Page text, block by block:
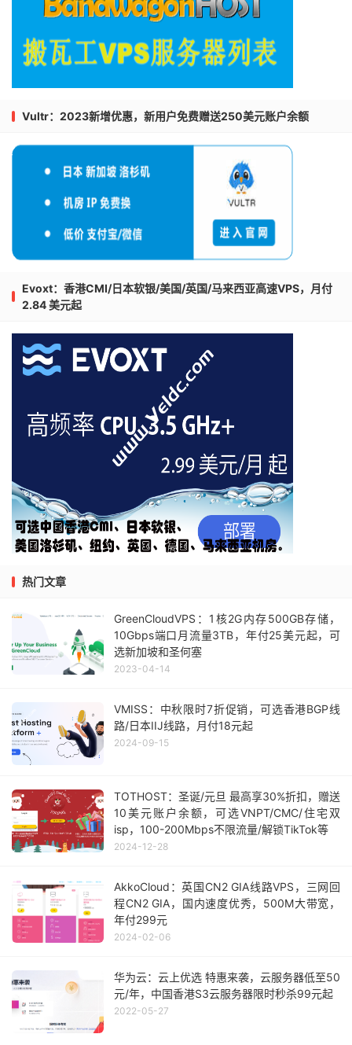
Vultr：2023新增优惠，新用户免费赠送250美元账户余额
Evoxt：香港CMI/日本软银/美国/英国/马来西亚高速VPS，月付
2.84 美元起
热门文章
GreenCloudVPS：1核2G内存500GB存储，
10Gbps端口月流量3TB，年付25美元起，可
选新加坡和圣何塞
2023-04-14
VMISS：中秋限时7折促销，可选香港BGP线
路/日本IIJ线路，月付18元起
2024-09-15
TOTHOST：圣诞/元旦 最高享30%折扣，赠送
10美元账户余额，可选VNPT/CMC/住宅双
isp，100-200Mbps不限流量/解锁TikTok等
2024-12-28
AkkoCloud：英国CN2 GIA线路VPS，三网回
程CN2 GIA，国内速度优秀，500M大带宽，
年付299元
2024-02-06
华为云：云上优选 特惠来袭，云服务器低至50
元/年，中国香港S3云服务器限时秒杀99元起
2022-05-27